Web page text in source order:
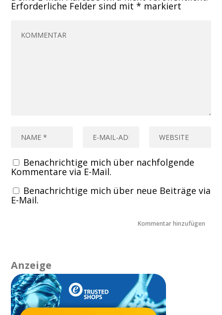
Erforderliche Felder sind mit* markiert
Benachrichtige mich über nachfolgende
Kommentare via E-Mail.
Benachrichtige mich über neue Beiträge via
E-Mail.
Anzeige